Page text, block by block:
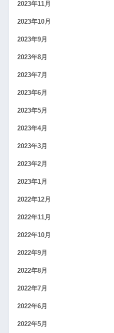
2023年11月
2023年10月
2023年9月
2023年8月
2023年7月
2023年6月
2023年5月
2023年4月
2023年3月
2023年2月
2023年1月
2022年12月
2022年11月
2022年10月
2022年9月
2022年8月
2022年7月
2022年6月
2022年5月